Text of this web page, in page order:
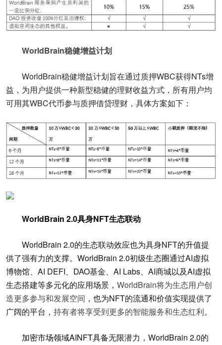
WorldBrain稳健增益计划
WorldBrain稳健增益计划旨在通过质押WBC获得NTs增
益，为用户提供一种新型稳健的理财收益方式，所有用户均
可用其WBC代币参与质押借贷理财，具体方案如下：
WorldBrain 2.0具身NFT生态联动
WorldBrain 2.0的生态联动效应也为具身NFT的升值提
供了强有力的支撑。WorldBrain 2.0初级生态圈通过AI虚拟
博物馆、AI DEFI、DAO基金、AI Labs、AI商城以及AI虚拟
生态搭建等多元化的应用场景， WorldBrain将为生态用户创
造更多参与和发展空间 ，也为NFT的流通和价值实现提供了
广阔的平台， 持有者将享受到更多的智能服务和生态红利。
加密市场领域AINFT具备无限潜力，WorldBrain 2.0的